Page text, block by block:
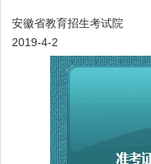
安徽省教育招生考试院
2019-4-2